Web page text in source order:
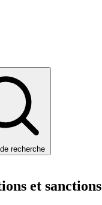
recherche
et sanctions